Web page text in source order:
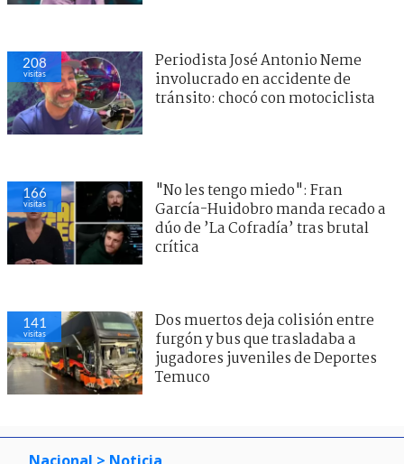
208
visitas
Periodista José Antonio Neme
involucrado en accidente de
tránsito: chocó con motociclista
166
visitas
"No les tengo miedo": Fran
García-Huidobro manda recado a
dúo de ’La Cofradía’ tras brutal
crítica
141
visitas
Dos muertos deja colisión entre
furgón y bus que trasladaba a
jugadores juveniles de Deportes
Temuco